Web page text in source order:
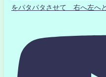
をパタパタさせて 右へ左へ